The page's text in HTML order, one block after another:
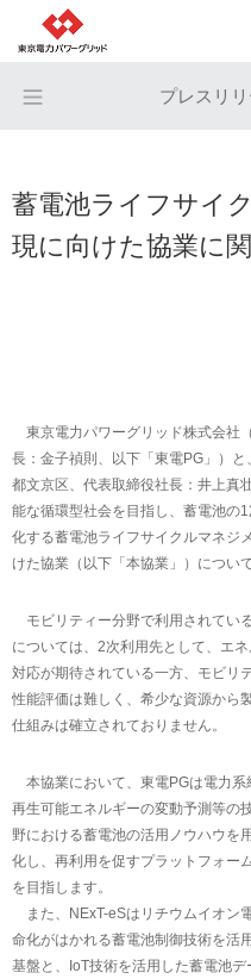
プレスリ
蓄電池ライフサイ
現に向けた協業に
東京電力パワーグリッド株式会社
長：金子禎則、以下「東電PG」）
都文京区、代表取締役社長：井上真
能な循環型社会を目指し、蓄電池の
化する蓄電池ライフサイクルマネジ
けた協業（以下「本協業」）につい
モビリティー分野で利用されてい
については、2次利用先として、エ
対応が期待されている一方、モビリ
性能評価は難しく、希少な資源から
仕組みは確立されておりません。
本協業において、東電PGは電力系
再生可能エネルギーの変動予測等の
野における蓄電池の活用ノウハウを
化し、再利用を促すプラットフォー
を目指します。
また、NExT-eSはリチウムイオン
命化がはかれる蓄電池制御技術を活
基盤と、IoT技術を活用した蓄電池